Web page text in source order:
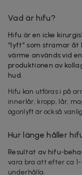
Vad är hifu?
Hifu är en icke
“lyft” som stramar åt
värme används vid
produktionen av
hud.
Hifu kan utföras i på
innerlår, kropp, lår,
ögonlyft är också
Hur länge håller
Resultat av hifu-
vara bra att efter ca
underhålla.